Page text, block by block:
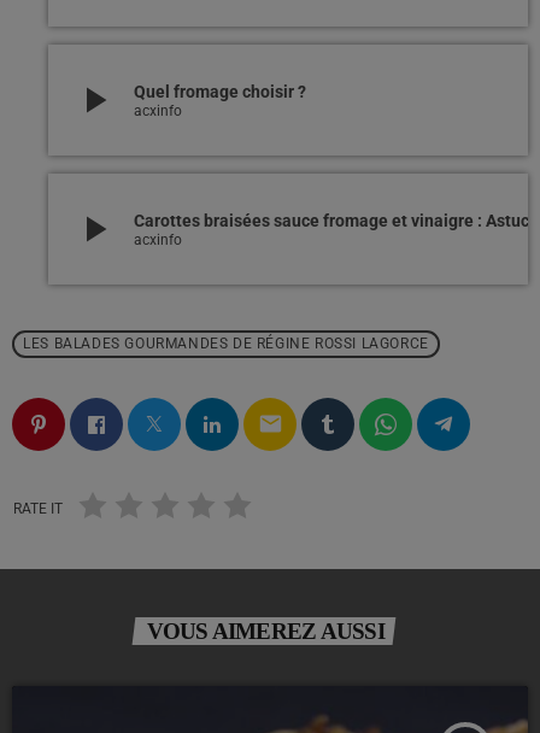
play_arrow Quel fromage choisir ?
acxinfo
play_arrow acxinfo
LES BALADES GOURMANDES DE RÉGINE ROSSI LAGORCE
email
RATE IT
VOUS AIMEREZ AUSSI